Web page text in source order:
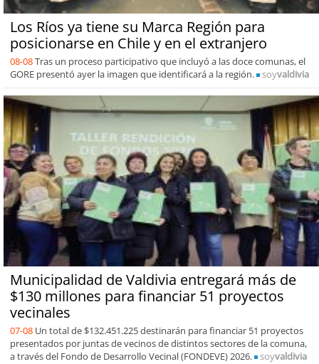
Los Ríos ya tiene su Marca Región para
posicionarse en Chile y en el extranjero
08-08Tras un proceso participativo que incluyó a las doce comunas, el
GORE presentó ayer la imagen que identificará a la región.
soyvaldivia
Municipalidad de Valdivia entregará más de
$130 millones para financiar 51 proyectos
vecinales
07-08 Un total de $132.451.225 destinarán para financiar 51 proyectos
presentados por juntas de vecinos de distintos sectores de la comuna,
a través del Fondo de Desarrollo Vecinal (FONDEVE) 2026.
soyvaldivia